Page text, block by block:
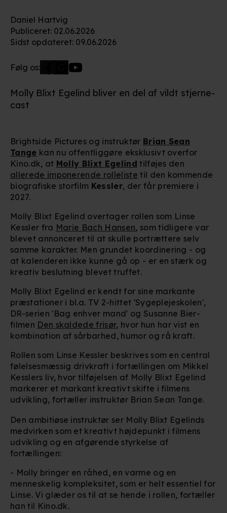
Daniel Hartvig
Publiceret: 02.06.2026
Sidst opdateret: 09.06.2026
Følg os:
Molly Blixt Egelind bliver en del af vildt stjerne-
cast
Brightside Pictures og instruktør Brian Sean
Tange kan nu offentliggøre eksklusivt overfor
Kino.dk, at Molly Blixt Egelind tilføjes den
allerede imponerende rolleliste til den kommende
biografiske storfilm Kessler, der får premiere i
2027.
Molly Blixt Egelind overtager rollen som Linse
Kessler fra Marie Bach Hansen, som tidligere var
blevet annonceret til at skulle portrættere selv
samme karakter. Men grundet koordinering - og
at kalenderen ikke kunne gå op - er en stærk og
kreativ beslutning blevet truffet.
Molly Blixt Egelind er kendt for sine markante
præstationer i bl.a. TV 2-hittet 'Sygeplejeskolen',
DR-serien 'Bag enhver mand' og Susanne Bier-
filmen Den skaldede frisør, hvor hun har vist en
kombination af sårbarhed, humor og rå kraft.
Rollen som Linse Kessler beskrives som en central
følelsesmæssig drivkraft i fortællingen om Mikkel
Kesslers liv, hvor tilføjelsen af Molly Blixt Egelind
markerer et markant kreativt skifte i filmens
udvikling, fortæller instruktør Brian Sean Tange.
Den ambitiøse instruktør ser Molly Blixt Egelinds
medvirken som et kreativt højdepunkt i filmens
udvikling og en afgørende styrkelse af
fortællingen:
- Molly bringer en råhed, en varme og en
menneskelig kompleksitet, som er helt essentiel for
Linse. Vi glæder os til at se hende i rollen, fortæller
han til Kino.dk.